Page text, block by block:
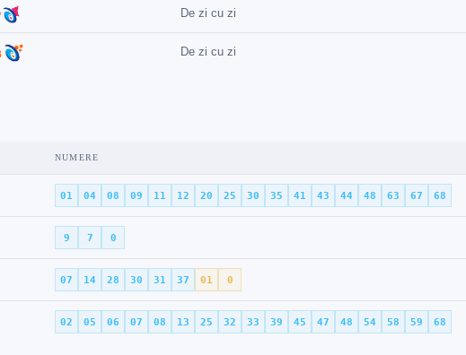
De zi cu zi
De zi cu zi
NUMERE
01 04 08 09 11 12 20 25 30 35 41 43 44 48 63 67 68
9 7 0
07 14 28 30 31 37 01 0
02 05 06 07 08 13 25 32 33 39 45 47 48 54 58 59 68